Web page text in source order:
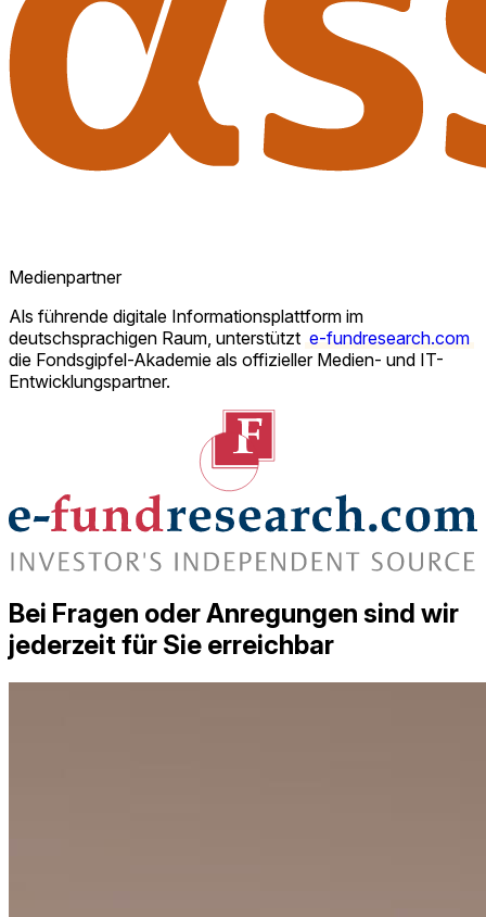
Medienpartner
Als führende digitale Informationsplattform im
deutschsprachigen Raum, unterstützt e-fundresearch.com
die Fondsgipfel-Akademie als offizieller Medien- und IT-
Entwicklungspartner.
Bei Fragen oder Anregungen sind wir
jederzeit für Sie erreichbar